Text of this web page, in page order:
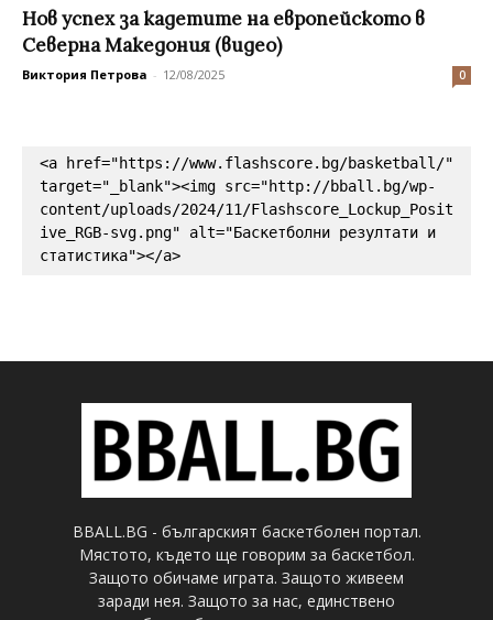
Нов успех за кадетите на европейското в
Северна Македония (видео)
Виктория Петрова - 12/08/2025 0
<a href="https://www.flashscore.bg/basketball/"
target="_blank"><img src="http://bball.bg/wp-
content/uploads/2024/11/Flashscore_Lockup_Posit
ive_RGB-svg.png" alt="Баскетболни резултати и
статистика"></a>
BBALL.BG - българският баскетболен портал.
Мястото, където ще говорим за баскетбол.
Защото обичаме играта. Защото живеем
заради нея. Защото за нас, единствено